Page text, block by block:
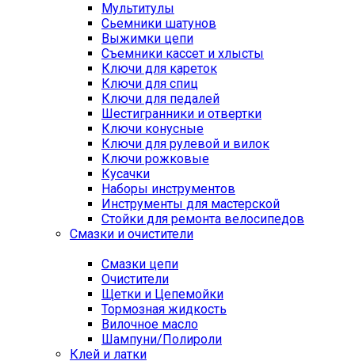
Мультитулы
Сьемники шатунов
Выжимки цепи
Съемники кассет и хлысты
Ключи для кареток
Ключи для спиц
Ключи для педалей
Шестигранники и отвертки
Ключи конусные
Ключи для рулевой и вилок
Ключи рожковые
Кусачки
Наборы инструментов
Инструменты для мастерской
Стойки для ремонта велосипедов
Смазки и очистители
Смазки цепи
Очистители
Щетки и Цепемойки
Тормозная жидкость
Вилочное масло
Шампуни/Полироли
Клей и латки